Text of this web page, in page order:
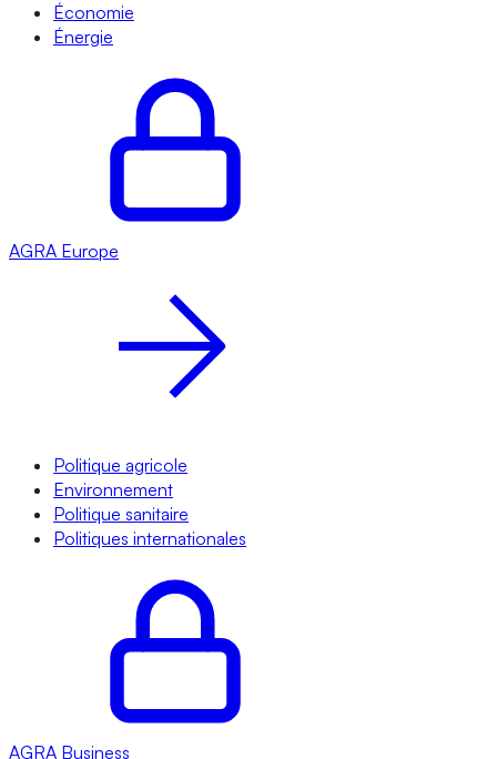
Économie
Énergie
AGRA Europe
Politique agricole
Environnement
Politique sanitaire
Politiques internationales
AGRA Business